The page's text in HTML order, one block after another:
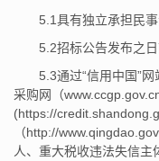
5.1具有独立承担民事
5.2招标公告发布之
5.3通过“信用中国”
采购网（
(https://
（http://
人、重大税收违法失信主